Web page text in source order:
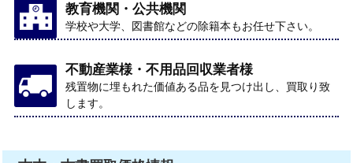
教育機関・公共機関
学校や大学、図書館などの除籍本もお任せ下さい。
不動産業様・不用品回収業者様
残置物に埋もれた価値ある品を見つけ出し、買取り致
します。